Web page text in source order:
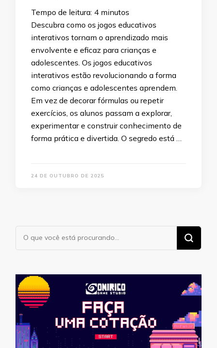
Tempo de leitura: 4 minutos
Descubra como os jogos educativos
interativos tornam o aprendizado mais
envolvente e eficaz para crianças e
adolescentes. Os jogos educativos
interativos estão revolucionando a forma
como crianças e adolescentes aprendem.
Em vez de decorar fórmulas ou repetir
exercícios, os alunos passam a explorar,
experimentar e construir conhecimento de
forma prática e divertida. O segredo está …
24 DE OUTUBRO DE 2025
Procurando
algo?